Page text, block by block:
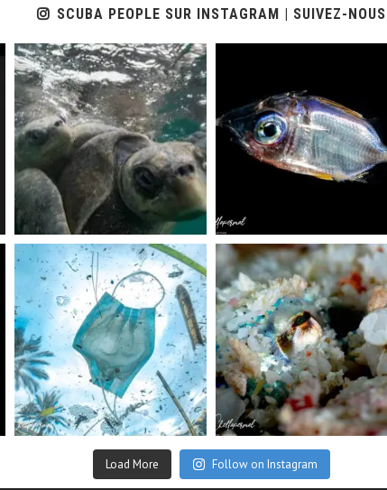
SCUBA PEOPLE SUR INSTAGRAM | SUIVEZ-NOUS
scuba_people_magazine
Nov 5
scuba_people_magazine
Sep 2
scuba_people_magazine
Aug 14
Load More Follow on Instagram